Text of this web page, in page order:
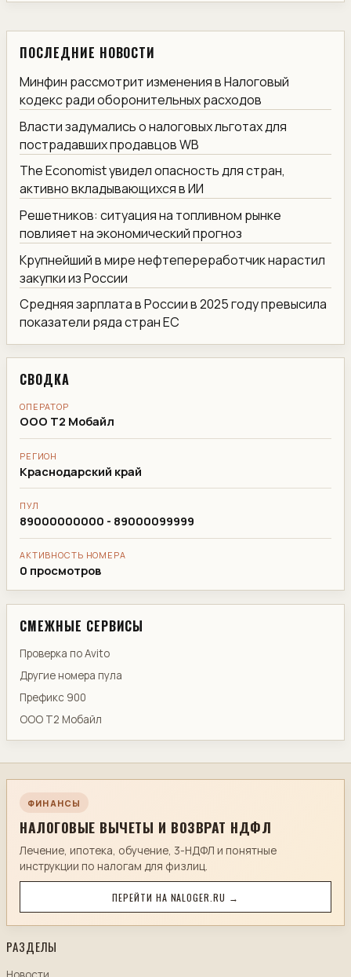
ПОСЛЕДНИЕ НОВОСТИ
Минфин рассмотрит изменения в Налоговый
кодекс ради оборонительных расходов
Власти задумались о налоговых льготах для
пострадавших продавцов WB
The Economist увидел опасность для стран,
активно вкладывающихся в ИИ
Решетников: ситуация на топливном рынке
повлияет на экономический прогноз
Крупнейший в мире нефтепереработчик нарастил
закупки из России
Средняя зарплата в России в 2025 году превысила
показатели ряда стран ЕС
СВОДКА
ОПЕРАТОР
ООО Т2 Мобайл
РЕГИОН
Краснодарский край
ПУЛ
89000000000 - 89000099999
АКТИВНОСТЬ НОМЕРА
0 просмотров
СМЕЖНЫЕ СЕРВИСЫ
Проверка по Avito
Другие номера пула
Префикс 900
ООО Т2 Мобайл
ФИНАНСЫ
НАЛОГОВЫЕ ВЫЧЕТЫ И ВОЗВРАТ НДФЛ
Лечение, ипотека, обучение, 3-НДФЛ и понятные
инструкции по налогам для физлиц.
ПЕРЕЙТИ НА NALOGER.RU →
РАЗДЕЛЫ